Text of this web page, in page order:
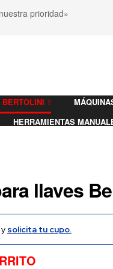
prioridad»
HERRAMIENTAS
llaves
solicita tu cupo.